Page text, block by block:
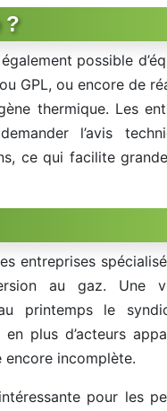
?
possible
GPL, ou encore de
thermique. Les
l’avis
ce qui facilite
entreprises
au gaz. Une
printemps le
plus d’acteurs
incomplète.
pour les